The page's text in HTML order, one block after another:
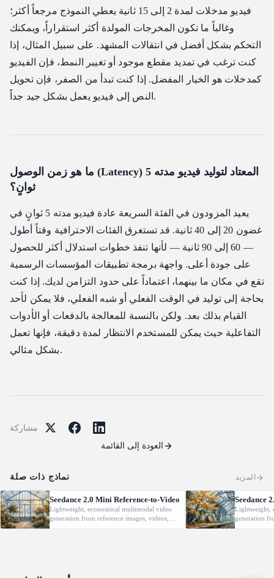
فيديو مدخلات لمدة 2 إلى 15 ثانية يعطي النموذج مرجعاً أكثر؛
وغالباً ما تكون المخرجات المولدة أكثر استقراراً، ويمكنك
التحكم بشكل أفضل في انتقالات المشهد. على سبيل المثال، إذا
كنت ترغب في تمديد مقطع موجود أو تغيير النمط، فإن الفيديو
كمدخلات هو الخيار المفضل. إذا كنت تبدأ من الصفر، فإن تحويل
النص إلى فيديو يعمل بشكل جيد جداً.
ما هو زمن الوصول (Latency) المعتاد لتوليد فيديو مدته 5
ثوانٍ؟
يعيد المزودون في الفئة السريعة عادة فيديو مدته 5 ثوانٍ في
غضون 20 إلى 40 ثانية. قد تستغرق الفئات الاحترافية وقتاً أطول
— 60 إلى 90 ثانية — لأنها تنفذ خطوات استدلال أكثر للحصول
على جودة أعلى. واجهة برمجة تطبيقات المؤسسات الرسمية
تقع في مكان ما بينهما، اعتماداً على حدود التزامن لديك. إذا كنت
بحاجة إلى توليد في الوقت الفعلي أو شبه الفعلي، فلا يمكن لأحد
القيام بذلك بعد. ولكن بالنسبة للمعالجة بالدفعات أو الأدوات
التفاعلية حيث يمكن للمستخدم الانتظار لمدة دقيقة، فإنها تعمل
بشكل مثالي.
مشاركة
العودة إلى القائمة
نماذج ذات صلة المزيد
Seedance 2.0 Mini Reference-to-Video
Lightweight, economical multimodal video
generation from reference images, videos,
and audio with native audio.
Seedance
Lightweight,
generation
optional last-